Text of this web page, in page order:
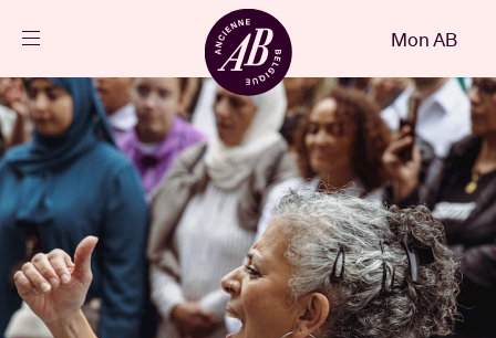
FR
Agenda
Projets
Actualités
Mon AB